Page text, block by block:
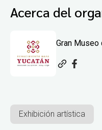
Acerca del
Gran
Exhibición artística